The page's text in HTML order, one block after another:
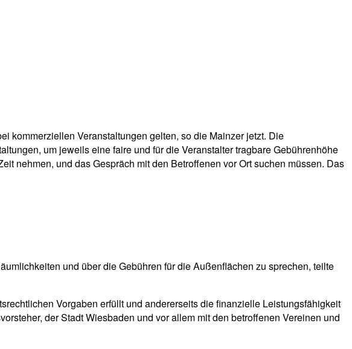
kommerziellen Veranstaltungen gelten, so die Mainzer jetzt. Die
um jeweils eine faire und für die Veranstalter tragbare Gebührenhöhe
nehmen, und das Gespräch mit den Betroffenen vor Ort suchen müssen. Das
und über die Gebühren für die Außenflächen zu sprechen, teilte
Vorgaben erfüllt und andererseits die finanzielle Leistungsfähigkeit
der Stadt Wiesbaden und vor allem mit den betroffenen Vereinen und